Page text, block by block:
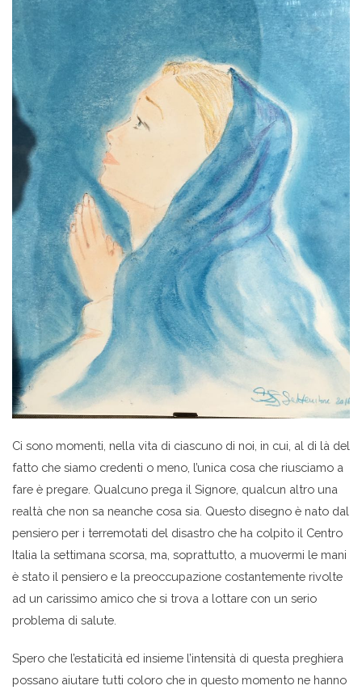
Ci sono momenti, nella vita di ciascuno di noi, in cui, al di là del
fatto che siamo credenti o meno, l’unica cosa che riusciamo a
fare è pregare. Qualcuno prega il Signore, qualcun altro una
realtà che non sa neanche cosa sia. Questo disegno è nato dal
pensiero per i terremotati del disastro che ha colpito il Centro
Italia la settimana scorsa, ma, soprattutto, a muovermi le mani
è stato il pensiero e la preoccupazione costantemente rivolte
ad un carissimo amico che si trova a lottare con un serio
problema di salute.
Spero che l’estaticità ed insieme l’intensità di questa preghiera
possano aiutare tutti coloro che in questo momento ne hanno